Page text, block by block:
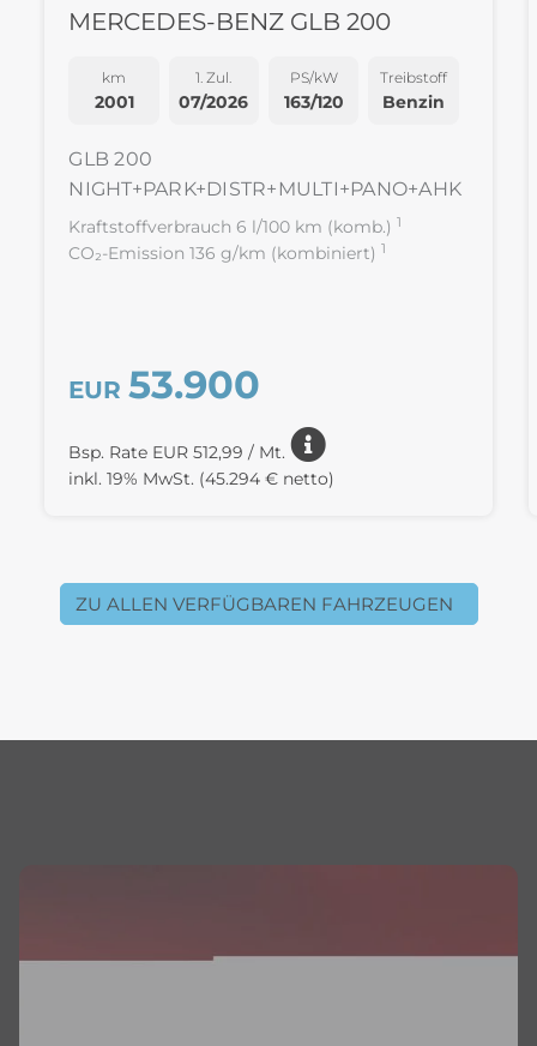
MERCEDES-BENZ GLB 200
km
2001
1. Zul.
07/2026
PS/kW
163/120
Treibstoff
Benzin
GLB 200
NIGHT+PARK+DISTR+MULTI+PANO+AHK
Kraftstoffverbrauch 6 l/100 km (komb.) 1
CO₂-Emission 136 g/km (kombiniert) 1
EUR53.900
inkl. 19% MwSt. (45.294 € netto)
Bsp. Rate EUR 512,99 / Mt.
ZU ALLEN VERFÜGBAREN FAHRZEUGEN